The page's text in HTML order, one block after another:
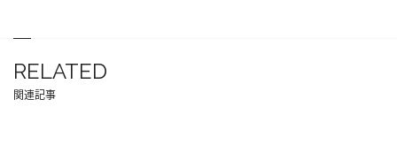
RELATED
関連記事